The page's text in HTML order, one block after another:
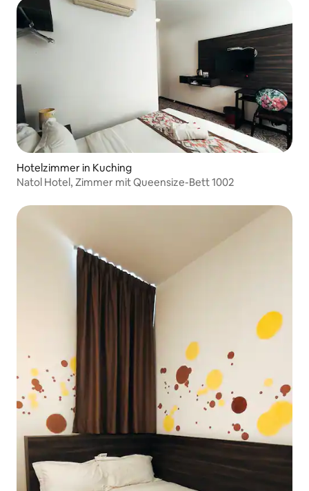
Hotelzimmer in Kuching
Natol Hotel, Zimmer mit Queensize-Bett 1002